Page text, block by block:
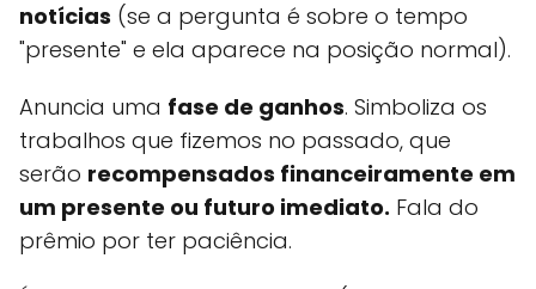
notícias (se a pergunta é sobre o tempo
"presente" e ela aparece na posição normal).
Anuncia uma fase de ganhos. Simboliza os
trabalhos que fizemos no passado, que
serão recompensados financeiramente em
um presente ou futuro imediato. Fala do
prêmio por ter paciência.